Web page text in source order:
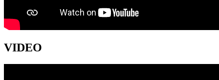
VIDEO